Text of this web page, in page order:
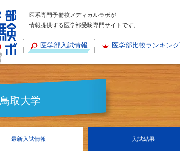
医系専門予備校メディカルラボが
情報提供する医学部受験専門サイトです。
医学部入試情報 医学部比較ランキング
鳥取大学
最新入試情報 入試結果